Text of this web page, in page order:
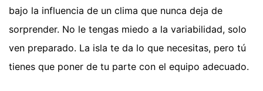
bajo la influencia de un clima que nunca deja de
sorprender. No le tengas miedo a la variabilidad, solo
ven preparado. La isla te da lo que necesitas, pero tú
tienes que poner de tu parte con el equipo adecuado.